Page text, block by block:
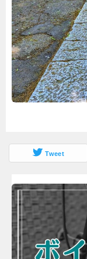
Tweet